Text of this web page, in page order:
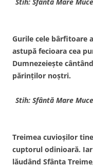
Gurile cele bârfitoare
astupă fecioara cea
Dumnezeieşte
părinţilor noştri.
Stih: Sfântă Mare
Treimea cuvioşilor
cuptorul odinioară.
lăudând Sfânta